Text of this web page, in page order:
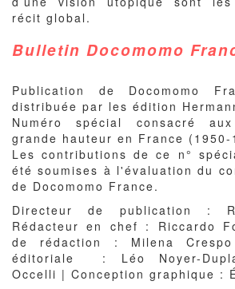
récit global.
Bulletin Docomomo
Publication de Docomomo
distribuée par les édition
Numéro spécial consacré
grande hauteur en France (1950-
Les contributions de ce n°
été soumises à l'évaluation du
de Docomomo France.
Directeur de publication :
Rédacteur en chef : Riccardo
de rédaction : Milena
éditoriale : Léo Noyer-
Occelli | Conception graphique :